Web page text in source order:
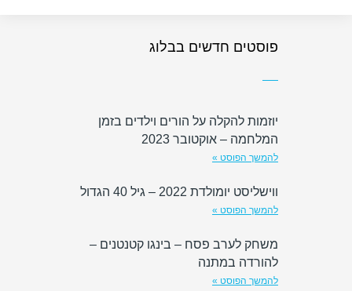
פוסטים חדשים בבלוג
יוזמות להקלה על הורים וילדים בזמן
המלחמה – אוקטובר 2023
להמשך הפוסט »
ווישליסט יומולדת 2022 – גיל 40 הגדול
להמשך הפוסט »
משחק לערב פסח – בינגו קטנטנים –
להורדה במתנה
להמשך הפוסט »